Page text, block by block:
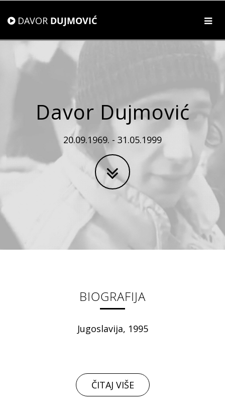
DAVOR DUJMOVIĆ
Davor Dujmović
20.09.1969. - 31.05.1999
BIOGRAFIJA
Jugoslavija, 1995
ČITAJ VIŠE